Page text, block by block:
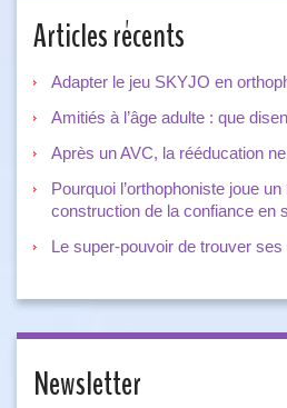
Articles récents
Adapter le jeu SKYJO en
Amitiés à l’âge adulte : que
Après un AVC, la rééducation
Pourquoi l’orthophoniste joue
construction de la confiance en
Le super-pouvoir de trouver ses
Newsletter